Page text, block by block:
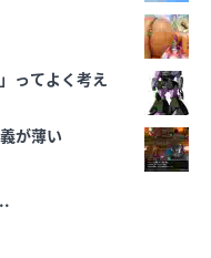
ってよく考え
が薄い